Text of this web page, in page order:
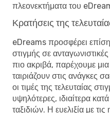
πλεονεκτήματα του
Κρατήσεις της
eDreams προσφέρει
στιγμής σε
πιο ακριβά, παρέχουμε
ταιριάζουν στις ανάγκες
οι τιμές της τελευταίας
υψηλότερες, ιδιαίτερα
ταξιδιών. Η ευελιξία με